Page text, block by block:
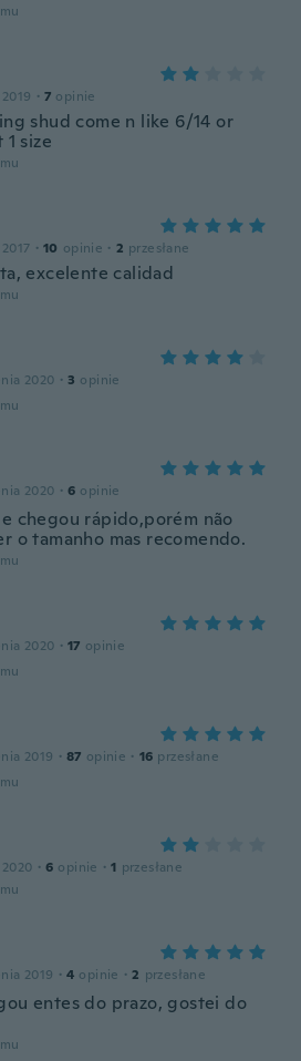
· 7 opinie
shud come n like 6/14 or
size
· 10 opinie · 2 przesłane
excelente calidad
2020 · 3 opinie
2020 · 6 opinie
chegou rápido,porém não
o tamanho mas recomendo.
2020 · 17 opinie
2019 · 87 opinie · 16 przesłane
· 6 opinie · 1 przesłane
2019 · 4 opinie · 2 przesłane
entes do prazo, gostei do